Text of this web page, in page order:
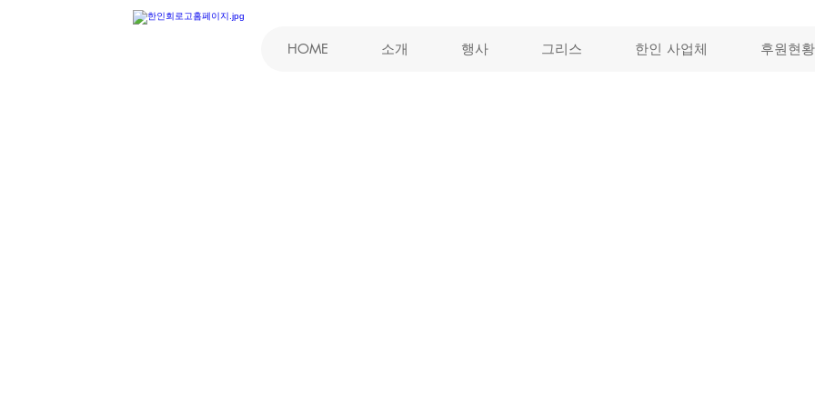
HOME 소개 행사 그리스 한인 사업체 후원현황